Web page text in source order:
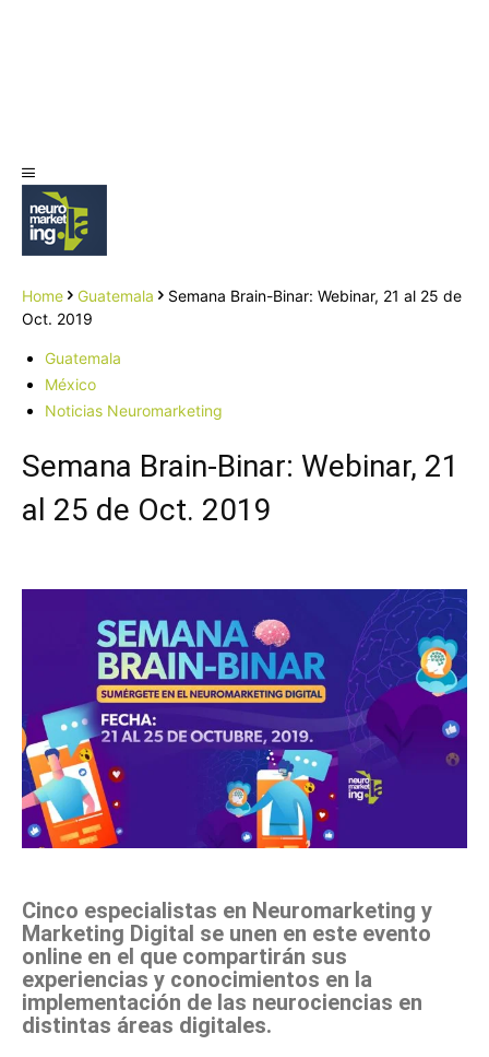
Home Guatemala
Semana Brain-Binar: Webinar, 21 al 25 de
Oct. 2019
Guatemala
México
Noticias Neuromarketing
Semana Brain-Binar: Webinar, 21
al 25 de Oct. 2019
Cinco especialistas en Neuromarketing y
Marketing Digital se unen en este evento
online en el que compartirán sus
experiencias y conocimientos en la
implementación de las neurociencias en
distintas áreas digitales.